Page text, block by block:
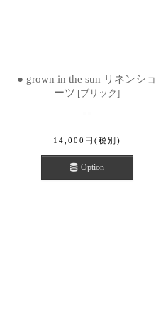
● grown in the sun リネンショ
ーツ [ブリック]
14,000 円 (税別)
Option